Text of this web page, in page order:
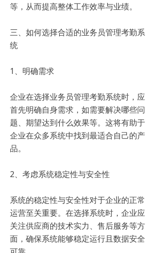
等，从而提高整体工作效率与业绩。
三、如何选择合适的业务员管理考勤系
统
1、明确需求
企业在选择业务员管理考勤系统时，应
首先明确自身需求，如需要解决哪些问
题、期望达到什么效果等。这将有助于
企业在众多系统中找到最适合自己的产
品。
2、考虑系统稳定性与安全性
系统的稳定性与安全性对于企业的正常
运营至关重要。在选择系统时，企业应
关注供应商的技术实力、售后服务等方
面，确保系统能够稳定运行且数据安全